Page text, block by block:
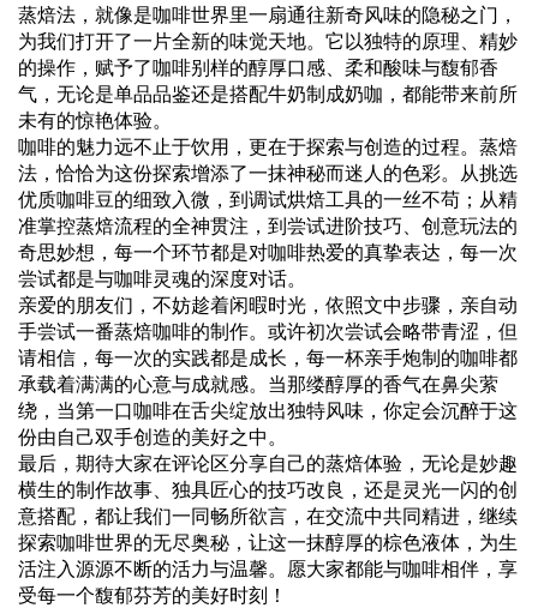
蒸焙法，就像是咖啡世界里一扇通往新奇风味的隐秘之门，
为我们打开了一片全新的味觉天地。它以独特的原理、精妙
的操作，赋予了咖啡别样的醇厚口感、柔和酸味与馥郁香
气，无论是单品品鉴还是搭配牛奶制成奶咖，都能带来前所
未有的惊艳体验。
咖啡的魅力远不止于饮用，更在于探索与创造的过程。蒸焙
法，恰恰为这份探索增添了一抹神秘而迷人的色彩。从挑选
优质咖啡豆的细致入微，到调试烘焙工具的一丝不苟；从精
准掌控蒸焙流程的全神贯注，到尝试进阶技巧、创意玩法的
奇思妙想，每一个环节都是对咖啡热爱的真挚表达，每一次
尝试都是与咖啡灵魂的深度对话。
亲爱的朋友们，不妨趁着闲暇时光，依照文中步骤，亲自动
手尝试一番蒸焙咖啡的制作。或许初次尝试会略带青涩，但
请相信，每一次的实践都是成长，每一杯亲手炮制的咖啡都
承载着满满的心意与成就感。当那缕醇厚的香气在鼻尖萦
绕，当第一口咖啡在舌尖绽放出独特风味，你定会沉醉于这
份由自己双手创造的美好之中。
最后，期待大家在评论区分享自己的蒸焙体验，无论是妙趣
横生的制作故事、独具匠心的技巧改良，还是灵光一闪的创
意搭配，都让我们一同畅所欲言，在交流中共同精进，继续
探索咖啡世界的无尽奥秘，让这一抹醇厚的棕色液体，为生
活注入源源不断的活力与温馨。愿大家都能与咖啡相伴，享
受每一个馥郁芬芳的美好时刻！